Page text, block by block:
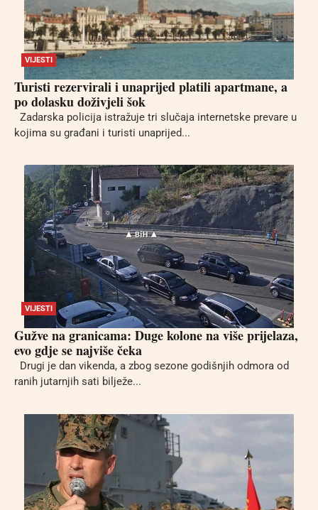
VIJESTI
Turisti rezervirali i unaprijed platili apartmane, a
po dolasku doživjeli šok
Zadarska policija istražuje tri slučaja internetske prevare u
kojima su građani i turisti unaprijed...
VIJESTI
Gužve na granicama: Duge kolone na više prijelaza,
evo gdje se najviše čeka
Drugi je dan vikenda, a zbog sezone godišnjih odmora od
ranih jutarnjih sati bilježe...